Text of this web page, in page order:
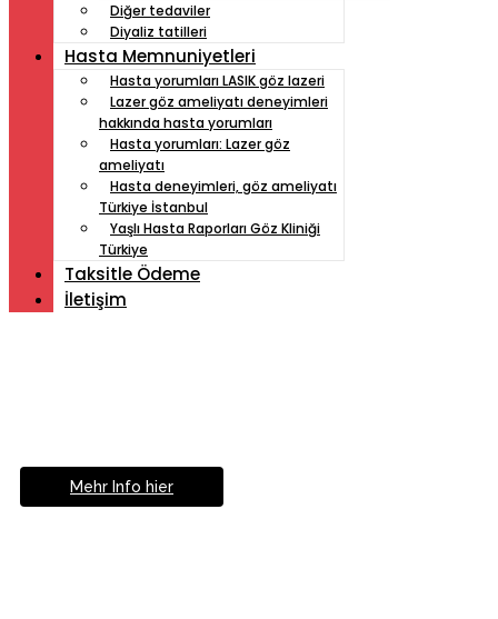
Diğer tedaviler
Diyaliz tatilleri
Hasta Memnuniyetleri
Hasta yorumları LASIK göz lazeri
Lazer göz ameliyatı deneyimleri
hakkında hasta yorumları
Hasta yorumları: Lazer göz
ameliyatı
Hasta deneyimleri, göz ameliyatı
Türkiye İstanbul
Yaşlı Hasta Raporları Göz Kliniği
Türkiye
Taksitle Ödeme
İletişim
Mehr Info hier